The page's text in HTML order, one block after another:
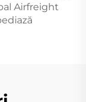
Airfreight